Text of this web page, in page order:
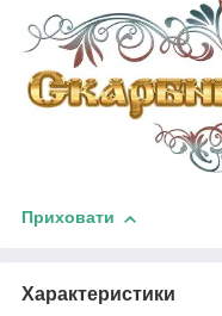
Приховати
Характеристики